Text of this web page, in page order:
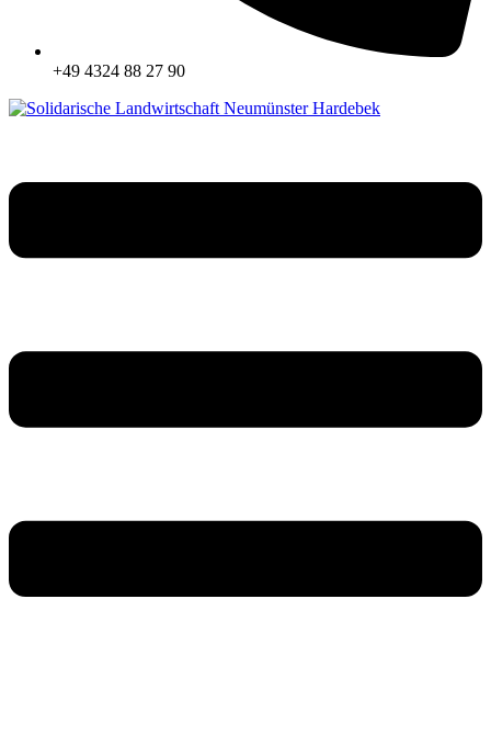
+49 4324 88 27 90